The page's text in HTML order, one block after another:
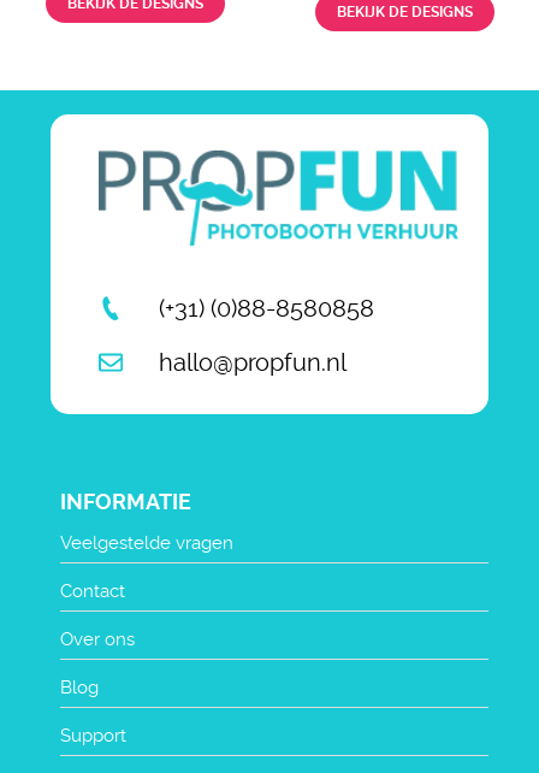
BEKIJK DE DESIGNS
BEKIJK DE DESIGNS
(+31) (0)88-8580858
hallo@propfun.nl
INFORMATIE
Veelgestelde vragen
Contact
Over ons
Blog
Support